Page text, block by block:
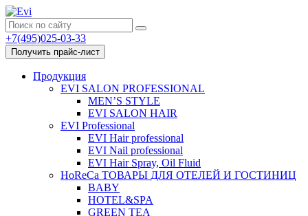
+7(495)025-03-33
Получить прайс-лист
Продукция
EVI SALON PROFESSIONAL
MEN’S STYLE
EVI SALON HAIR
EVI Professional
EVI Hair professional
EVI Nail professional
EVI Hair Spray, Oil Fluid
HoReCa ТОВАРЫ ДЛЯ ОТЕЛЕЙ И ГОСТИНИЦ
BABY
HOTEL&SPA
GREEN TEA